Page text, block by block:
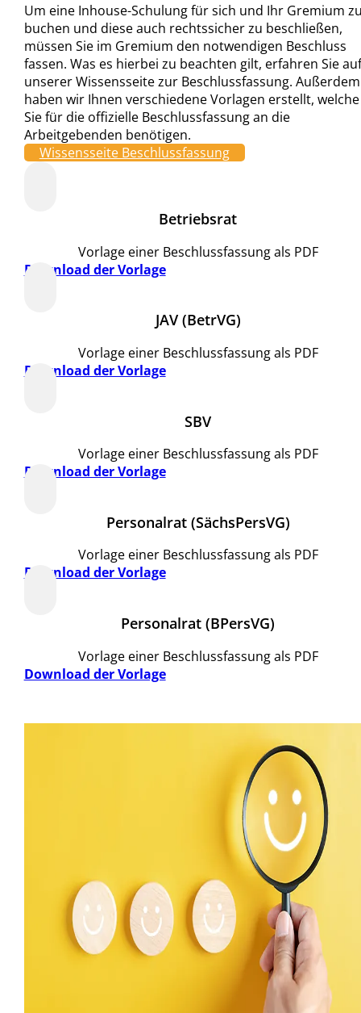
Um eine Inhouse-Schulung für sich und Ihr Gremium
buchen und diese auch rechtssicher zu beschließen,
müssen Sie im Gremium den notwendigen Beschluss
fassen. Was es hierbei zu beachten gilt, erfahren Sie auf
unserer Wissensseite zur Beschlussfassung. Außerdem
haben wir Ihnen verschiedene Vorlagen erstellt, welche
Sie für die offizielle Beschlussfassung an die
Arbeitgebenden benötigen.
Wissensseite Beschlussfassung
Betriebsrat
Vorlage einer Beschlussfassung als PDF
Download der Vorlage
JAV (BetrVG)
Vorlage einer Beschlussfassung als PDF
Download der Vorlage
SBV
Vorlage einer Beschlussfassung als PDF
Download der Vorlage
Personalrat (SächsPersVG)
Vorlage einer Beschlussfassung als PDF
Download der Vorlage
Personalrat (BPersVG)
Vorlage einer Beschlussfassung als PDF
Download der Vorlage